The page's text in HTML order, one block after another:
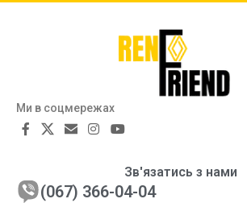
Ми в соцмережах
Зв'язатись з нами
(067) 366-04-04